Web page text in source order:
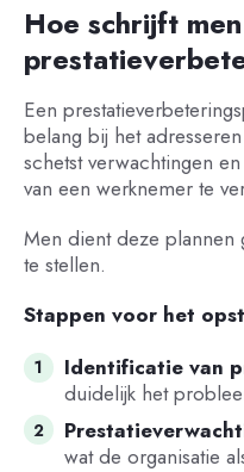
Hoe schrijft
Een
belang bij het
schetst verwachtingen
van een werknemer te
Men dient deze
te stellen.
Stappen voor het
Identificatie van
duidelijk het
wat de organisatie